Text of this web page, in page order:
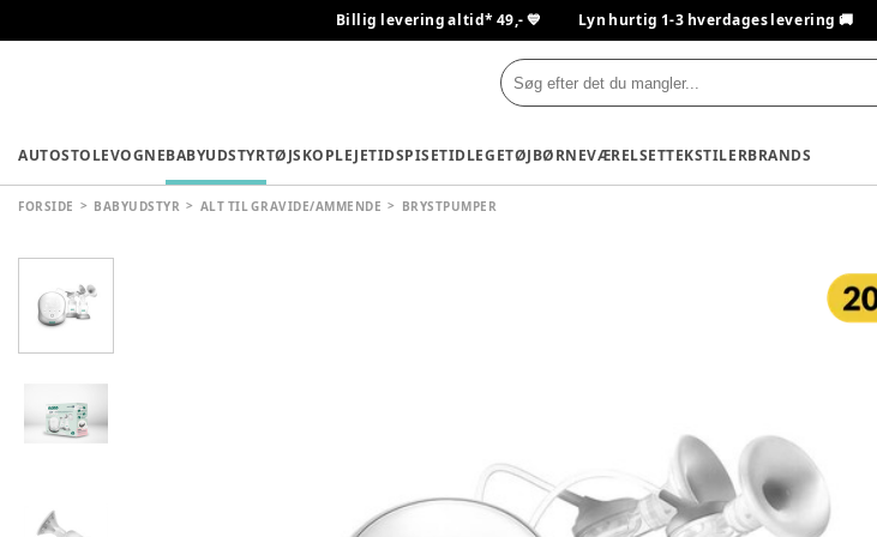
Billig levering altid* 49,- 💙 Lyn hurtig 1-3 hverdages levering 🚚
AUTOSTOLEVOGNEBABYUDSTYRTØJSKOPLEJETIDSPISETIDLEGETØJBØRNEVÆRELSETTEKSTILERBRANDS
FORSIDE BABYUDSTYR ALT TIL GRAVIDE/AMMENDE BRYSTPUMPER